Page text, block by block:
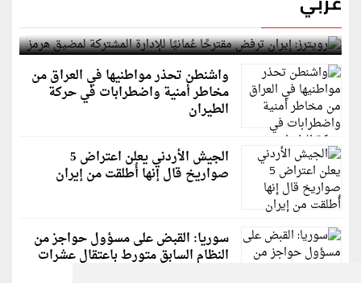
رويترز: إيران ترفض مقترحًا عُمانيًا للإدارة المشتركة
لمضيق هرمز
واشنطن تحذر مواطنيها في العراق من
مخاطر أمنية واضطرابات في حركة
الطيران
الجيش الأردني يعلن اعتراض 5
صواريخ قال إنها أُطلقت من إيران
سوريا: القبض على مسؤول حواجز من
النظام السابق متورط باعتقال عشرات